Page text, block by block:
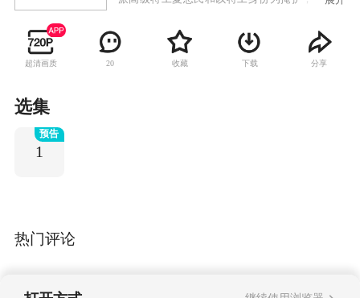
塞，企图顺藤摸瓜，查出江阴要塞的地下党组
织。此时，长期潜伏、战斗在国民党军队内部的
中共地下党员唐秉琳、唐秉煜和武广仁等人与江
超清画质 20 收藏 下载 分享
选集
1
预告
热门评论